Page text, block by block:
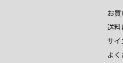
お
送料
サイ
よ